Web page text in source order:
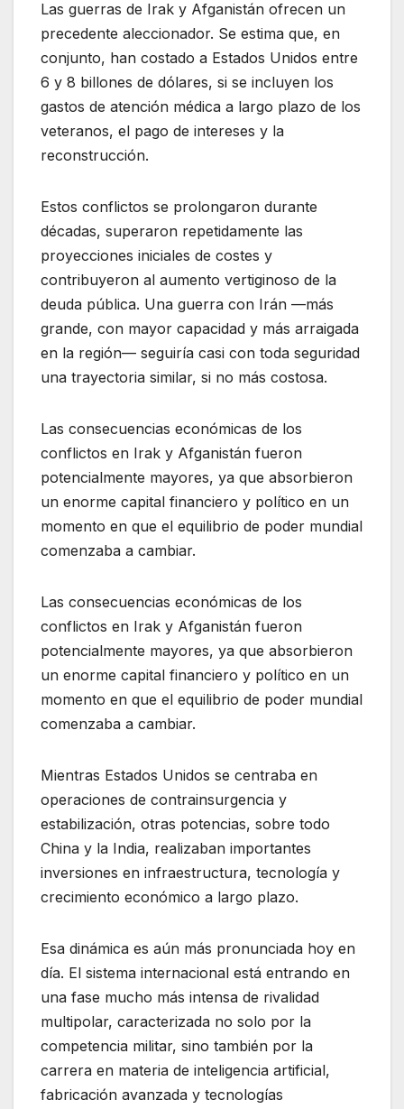
Las guerras de Irak y Afganistán ofrecen un
precedente aleccionador. Se estima que, en
conjunto, han costado a Estados Unidos entre
6 y 8 billones de dólares, si se incluyen los
gastos de atención médica a largo plazo de los
veteranos, el pago de intereses y la
reconstrucción.
Estos conflictos se prolongaron durante
décadas, superaron repetidamente las
proyecciones iniciales de costes y
contribuyeron al aumento vertiginoso de la
deuda pública. Una guerra con Irán —más
grande, con mayor capacidad y más arraigada
en la región— seguiría casi con toda seguridad
una trayectoria similar, si no más costosa.
Las consecuencias económicas de los
conflictos en Irak y Afganistán fueron
potencialmente mayores, ya que absorbieron
un enorme capital financiero y político en un
momento en que el equilibrio de poder mundial
comenzaba a cambiar.
Las consecuencias económicas de los
conflictos en Irak y Afganistán fueron
potencialmente mayores, ya que absorbieron
un enorme capital financiero y político en un
momento en que el equilibrio de poder mundial
comenzaba a cambiar.
Mientras Estados Unidos se centraba en
operaciones de contrainsurgencia y
estabilización, otras potencias, sobre todo
China y la India, realizaban importantes
inversiones en infraestructura, tecnología y
crecimiento económico a largo plazo.
Esa dinámica es aún más pronunciada hoy en
día. El sistema internacional está entrando en
una fase mucho más intensa de rivalidad
multipolar, caracterizada no solo por la
competencia militar, sino también por la
carrera en materia de inteligencia artificial,
fabricación avanzada y tecnologías